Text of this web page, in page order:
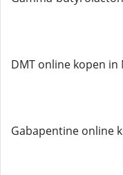
DMT online kopen in
Gabapentine online